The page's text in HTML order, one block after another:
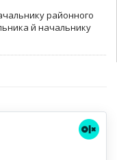
районного
й начальнику